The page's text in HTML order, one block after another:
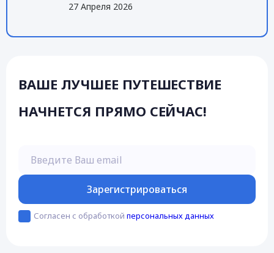
27 Апреля 2026
ВАШЕ ЛУЧШЕЕ ПУТЕШЕСТВИЕ
НАЧНЕТСЯ ПРЯМО СЕЙЧАС!
Зарегистрироваться
Согласен с обработкой персональных данных